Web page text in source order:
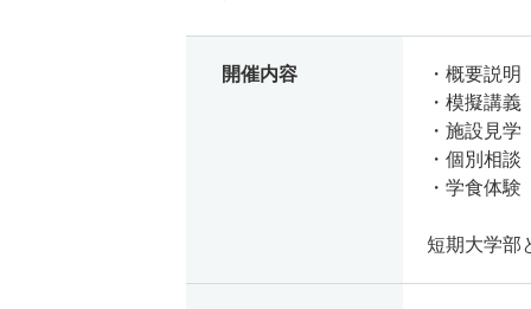
開催内容
・概要説明
・模擬講義
・施設見学
・個別相談
・学食体験
短期大学部